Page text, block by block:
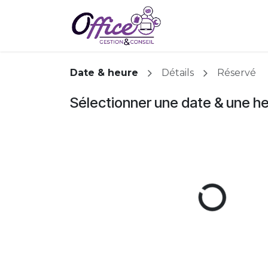
Date & heure Détails Réservé
Sélectionner une date & une